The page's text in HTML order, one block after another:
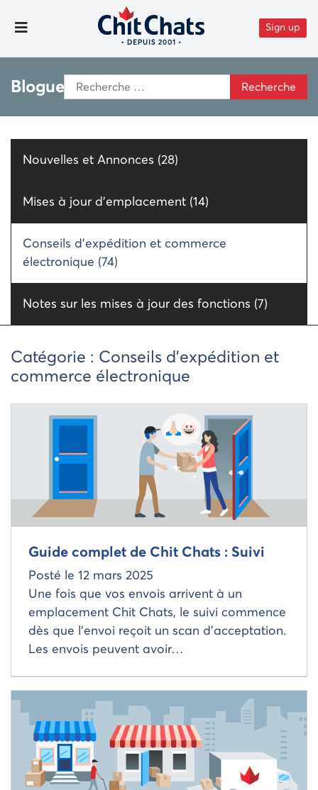
Sign up
BlogueSearch
for:
Nouvelles et Annonces (28)
Mises à jour d’emplacement (14)
Conseils d’expédition et commerce
électronique (74)
Notes sur les mises à jour des fonctions (7)
Catégorie : Conseils d’expédition et
commerce électronique
Guide complet de Chit Chats : Suivi
Posté le 12 mars 2025
Une fois que vos envois arrivent à un
emplacement Chit Chats, le suivi commence
dès que l’envoi reçoit un scan d’acceptation.
Les envois peuvent avoir…
Read more about
Read more about